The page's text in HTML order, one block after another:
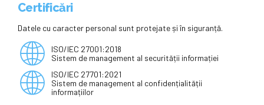
Certificări
Datele cu caracter personal sunt protejate și în siguranță.
ISO/IEC 27001:2018
Sistem de management al securității informației
ISO/IEC 27701:2021
Sistem de management al confidențialității
informațiilor